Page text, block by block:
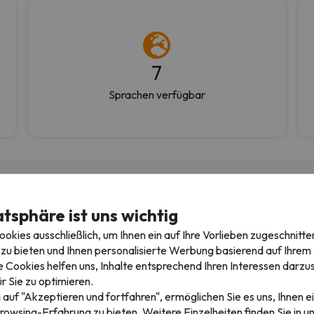
7
Sprachen verfügbar
14/01/2024
top!
Angebote,
Buchungen, sehr
18/04/
Empresa con precios muy
Empresa con precios muy
buenos por no decir que
ist uns wichtig
ausschließlich, um Ihnen ein auf Ihre Vorlieben
bieten und Ihnen personalisierte Werbung basierend auf Ihrem
Cookies helfen uns, Inhalte entsprechend Ihren Interessen
Sie zu optimieren.
auf "Akzeptieren und fortfahren", ermöglichen Sie es uns, Ihnen